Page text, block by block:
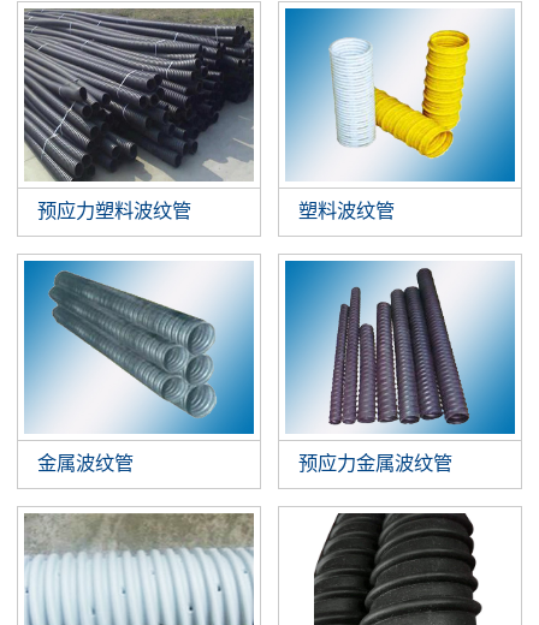
预应力塑料波纹管 塑料波纹管
金属波纹管 预应力金属波纹管